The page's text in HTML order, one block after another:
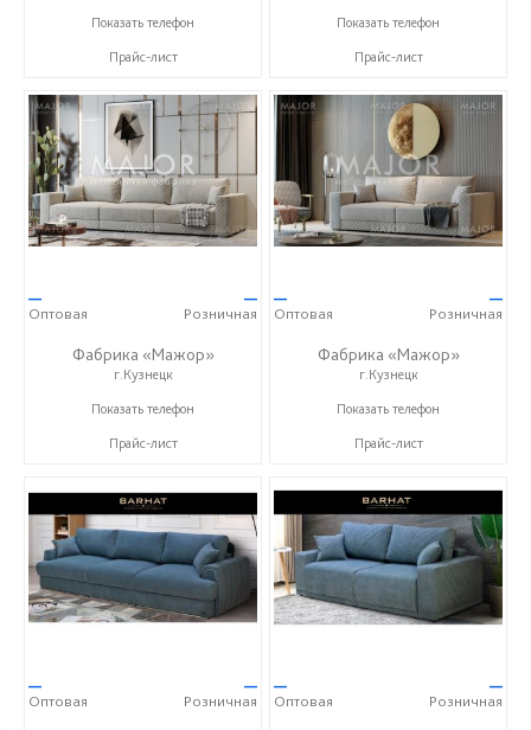
+7 (999) 611-98-99
Показать телефон
Прайс-лист
+7 (999) 611-98-99
Показать телефон
Прайс-лист
—
Оптовая
—
Розничная
Фабрика «Мажор»
г.Кузнецк
+7 (999) 611-98-99
Показать телефон
Прайс-лист
—
Оптовая
—
Розничная
Фабрика «Мажор»
г.Кузнецк
+7 (999) 611-98-99
Показать телефон
Прайс-лист
—
Оптовая
—
Розничная
—
Оптовая
—
Розничная